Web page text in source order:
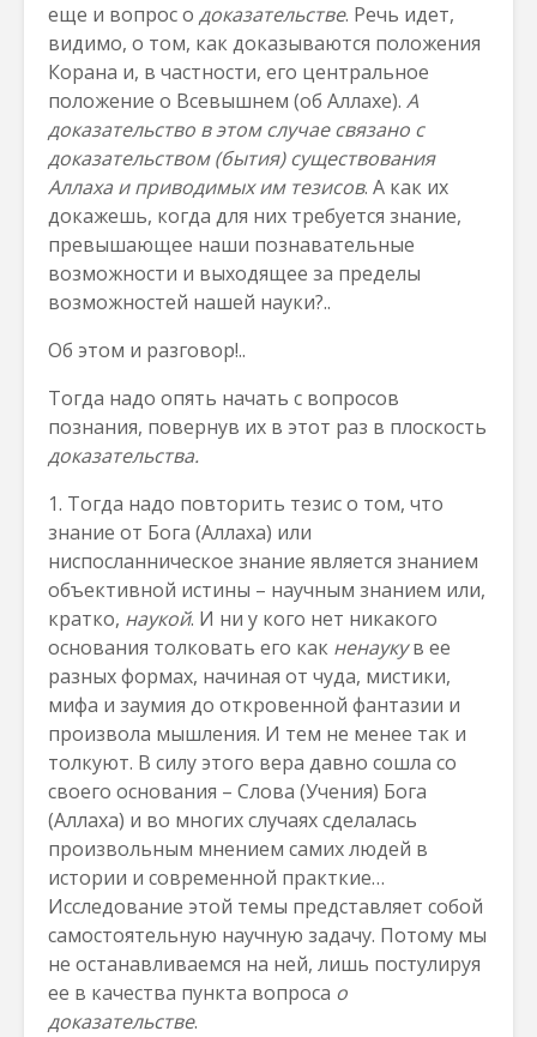
еще и вопрос о доказательстве. Речь идет,
видимо, о том, как доказываются положения
Корана и, в частности, его центральное
положение о Всевышнем (об Аллахе). А
доказательство в этом случае связано с
доказательством (бытия) существования
Аллаха и приводимых им тезисов. А как их
докажешь, когда для них требуется знание,
превышающее наши познавательные
возможности и выходящее за пределы
возможностей нашей науки?..
Об этом и разговор!..
Тогда надо опять начать с вопросов
познания, повернув их в этот раз в плоскость
доказательства.
1. Тогда надо повторить тезис о том, что
знание от Бога (Аллаха) или
ниспосланническое знание является знанием
объективной истины – научным знанием или,
кратко, наукой. И ни у кого нет никакого
основания толковать его как ненаукув ее
разных формах, начиная от чуда, мистики,
мифа и заумия до откровенной фантазии и
произвола мышления. И тем не менее так и
толкуют. В силу этого вера давно сошла со
своего основания – Слова (Учения) Бога
(Аллаха) и во многих случаях сделалась
произвольным мнением самих людей в
истории и современной практкие…
Исследование этой темы представляет собой
самостоятельную научную задачу. Потому мы
не останавливаемся на ней, лишь постулируя
ее в качества пункта вопроса о
доказательстве.